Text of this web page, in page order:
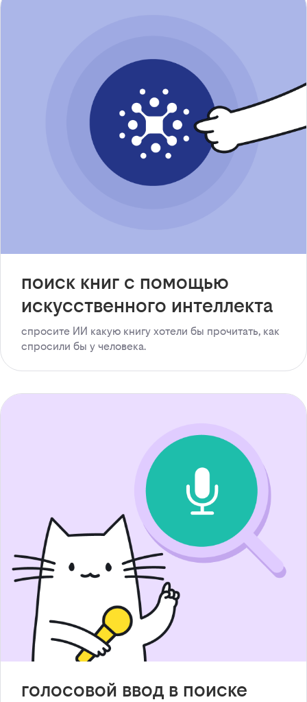
поиск книг с помощью
искусственного интеллекта
спросите ИИ какую книгу хотели бы прочитать, как
спросили бы у человека.
голосовой ввод в поиске